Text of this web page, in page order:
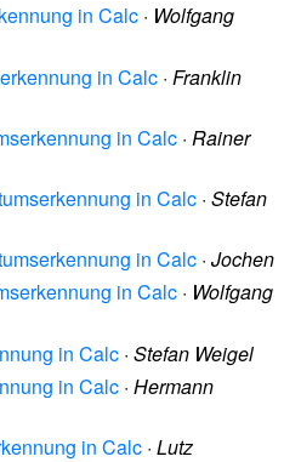
in Calc · Wolfgang
in Calc · Franklin
in Calc · Rainer
in Calc · Stefan
in Calc · Jochen
in Calc · Wolfgang
in Calc · Stefan Weigel
in Calc · Hermann
in Calc · Lutz